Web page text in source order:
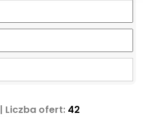
| Liczba ofert: 42